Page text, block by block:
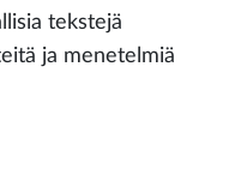
tekstejä
ja menetelmiä